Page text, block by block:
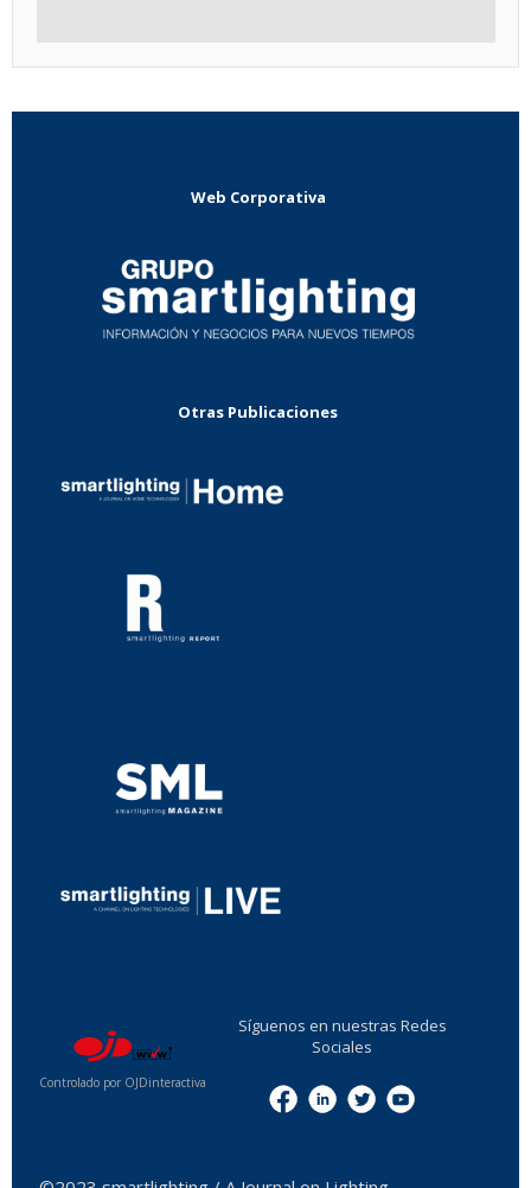
Web Corporativa
Otras Publicaciones
Controlado por OJDinteractiva
Síguenos en nuestras Redes
Sociales